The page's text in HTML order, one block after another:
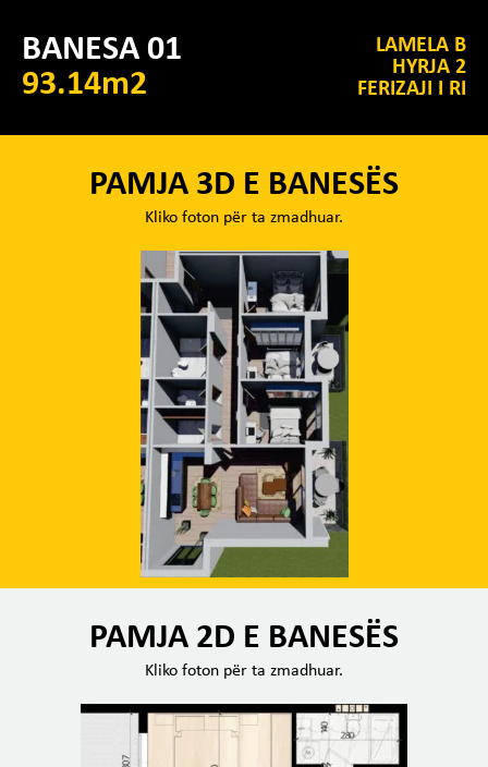
BANESA 01
93.14m2
LAMELA B
HYRJA 2
FERIZAJI I RI
PAMJA 3D E BANESËS
Kliko foton për ta zmadhuar.
PAMJA 2D E BANESËS
Kliko foton për ta zmadhuar.